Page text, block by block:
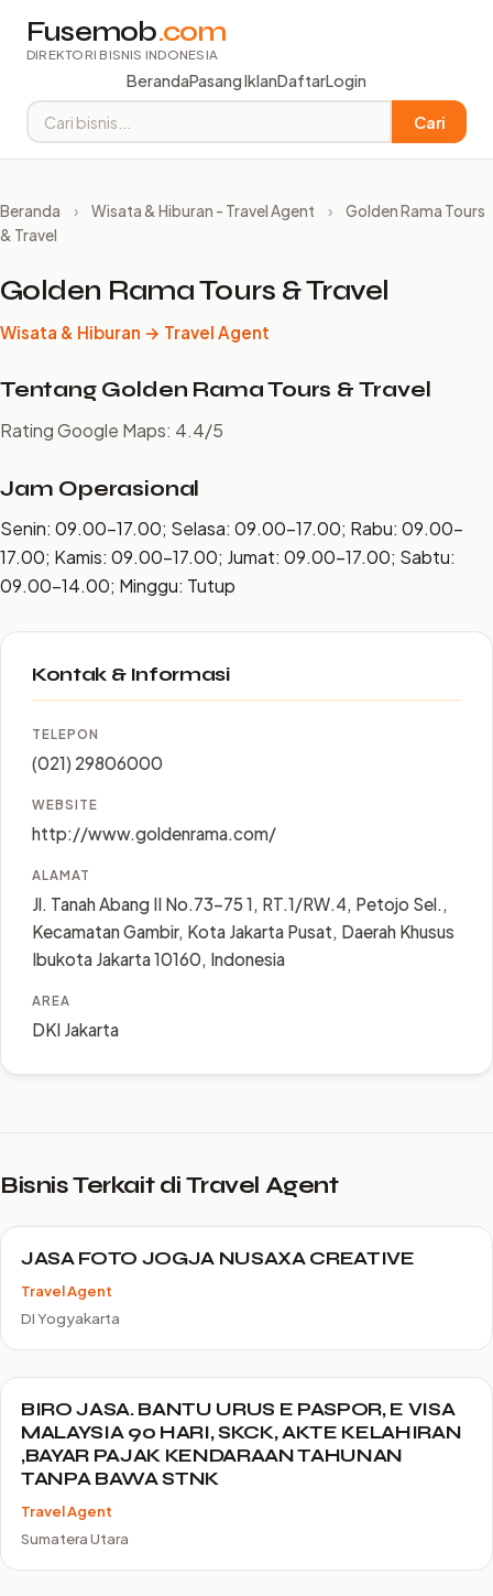
Fusemob.com
DIREKTORI BISNIS INDONESIA
BerandaPasang IklanDaftarLogin
Cari
Beranda › Wisata & Hiburan - Travel Agent ›
Golden Rama Tours
& Travel
Golden Rama Tours & Travel
Wisata & Hiburan → Travel Agent
Tentang Golden Rama Tours & Travel
Rating Google Maps: 4.4/5
Jam Operasional
Senin: 09.00–17.00; Selasa: 09.00–17.00; Rabu: 09.00–
17.00; Kamis: 09.00–17.00; Jumat: 09.00–17.00; Sabtu:
09.00–14.00; Minggu: Tutup
Kontak & Informasi
TELEPON
(021) 29806000
WEBSITE
http://www.goldenrama.com/
ALAMAT
Jl. Tanah Abang II No.73-75 1, RT.1/RW.4, Petojo Sel.,
Kecamatan Gambir, Kota Jakarta Pusat, Daerah Khusus
Ibukota Jakarta 10160, Indonesia
AREA
DKI Jakarta
Bisnis Terkait di Travel Agent
JASA FOTO JOGJA NUSAXA CREATIVE
Travel Agent
DI Yogyakarta
BIRO JASA. BANTU URUS E PASPOR, E VISA
MALAYSIA 90 HARI, SKCK, AKTE KELAHIRAN
,BAYAR PAJAK KENDARAAN TAHUNAN
TANPA BAWA STNK
Travel Agent
Sumatera Utara